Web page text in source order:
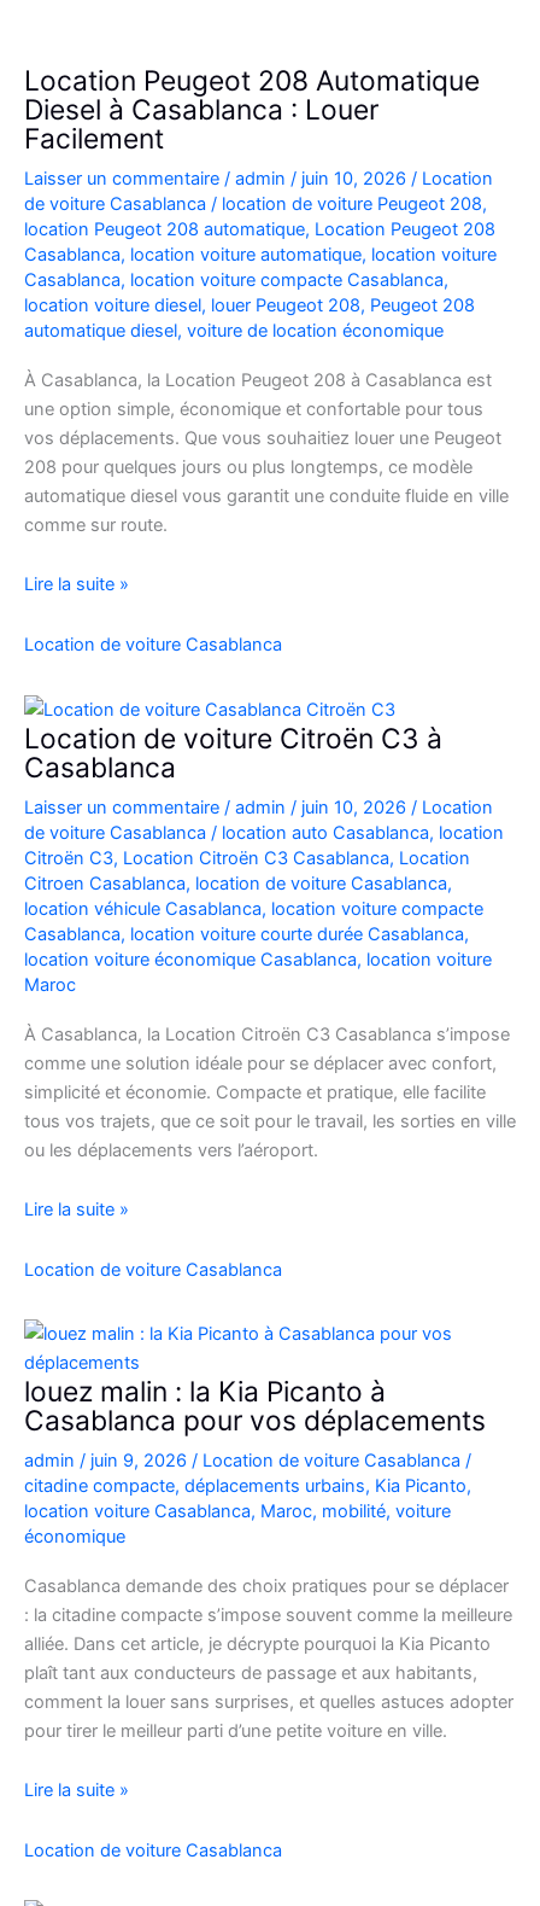
5
à
Casablanca
Location Peugeot 208 Automatique
Diesel à Casablanca : Louer
Facilement
Laisser un commentaire / admin / juin 10, 2026 / Location
de voiture Casablanca / location de voiture Peugeot 208,
location Peugeot 208 automatique, Location Peugeot 208
Casablanca, location voiture automatique, location voiture
Casablanca, location voiture compacte Casablanca,
location voiture diesel, louer Peugeot 208, Peugeot 208
automatique diesel, voiture de location économique
À Casablanca, la Location Peugeot 208 à Casablanca est
une option simple, économique et confortable pour tous
vos déplacements. Que vous souhaitiez louer une Peugeot
208 pour quelques jours ou plus longtemps, ce modèle
automatique diesel vous garantit une conduite fluide en ville
comme sur route.
Location
208
Diesel
à
Casablanca
Louer
Facilement
Lire la suite »
Location de voiture Casablanca
Location de voiture Citroën C3 à
Casablanca
Laisser un commentaire / admin / juin 10, 2026 / Location
de voiture Casablanca / location auto Casablanca, location
Citroën C3, Location Citroën C3 Casablanca, Location
Citroen Casablanca, location de voiture Casablanca,
location véhicule Casablanca, location voiture compacte
Casablanca, location voiture courte durée Casablanca,
location voiture économique Casablanca, location voiture
Maroc
À Casablanca, la Location Citroën C3 Casablanca s’impose
comme une solution idéale pour se déplacer avec confort,
simplicité et économie. Compacte et pratique, elle facilite
tous vos trajets, que ce soit pour le travail, les sorties en ville
ou les déplacements vers l’aéroport.
Location
voiture
C3
à
Casablanca
Lire la suite »
Location de voiture Casablanca
louez malin : la Kia Picanto à
Casablanca pour vos déplacements
admin / juin 9, 2026 / Location de voiture Casablanca /
citadine compacte, déplacements urbains, Kia Picanto,
location voiture Casablanca, Maroc, mobilité, voiture
économique
Casablanca demande des choix pratiques pour se déplacer
: la citadine compacte s’impose souvent comme la meilleure
alliée. Dans cet article, je décrypte pourquoi la Kia Picanto
plaît tant aux conducteurs de passage et aux habitants,
comment la louer sans surprises, et quelles astuces adopter
pour tirer le meilleur parti d’une petite voiture en ville.
louez
:
Lire la suite »
Location de voiture Casablanca